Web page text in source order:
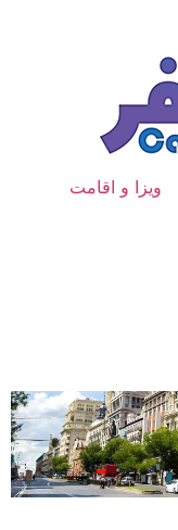
ویزا و اقامت